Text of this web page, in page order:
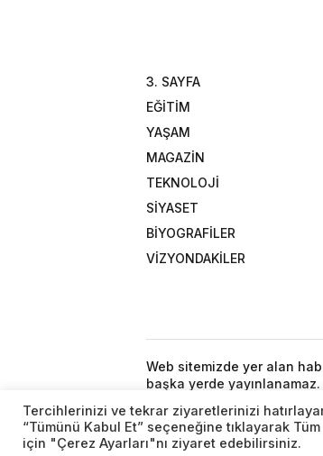
3. SAYFA
EĞİTİM
YAŞAM
MAGAZİN
TEKNOLOJİ
SİYASET
BİYOGRAFİLER
VİZYONDAKİLER
Web sitemizde yer alan
başka yerde yayınlanamaz.
Tercihlerinizi ve tekrar ziyaretlerinizi
“Tümünü Kabul Et” seçeneğine tıklayarak
için "Çerez Ayarları"nı ziyaret edebilirsiniz.